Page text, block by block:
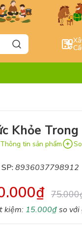
Khỏe
Thông tin sản phẩm
8936037798912
kiệm: 15.000₫so